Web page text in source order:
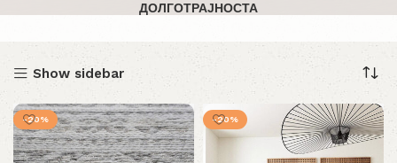
ДОЛГОТРАЈНОСТА
Show sidebar
-20% -20%